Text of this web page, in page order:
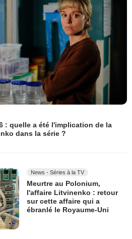
: quelle a été l'implication de la
dans la série ?
News - Séries à la TV
Meurtre au Polonium,
l'affaire Litvinenko : retour
sur cette affaire qui a
ébranlé le Royaume-Uni